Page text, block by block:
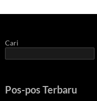
Cari
Pos-pos Terbaru